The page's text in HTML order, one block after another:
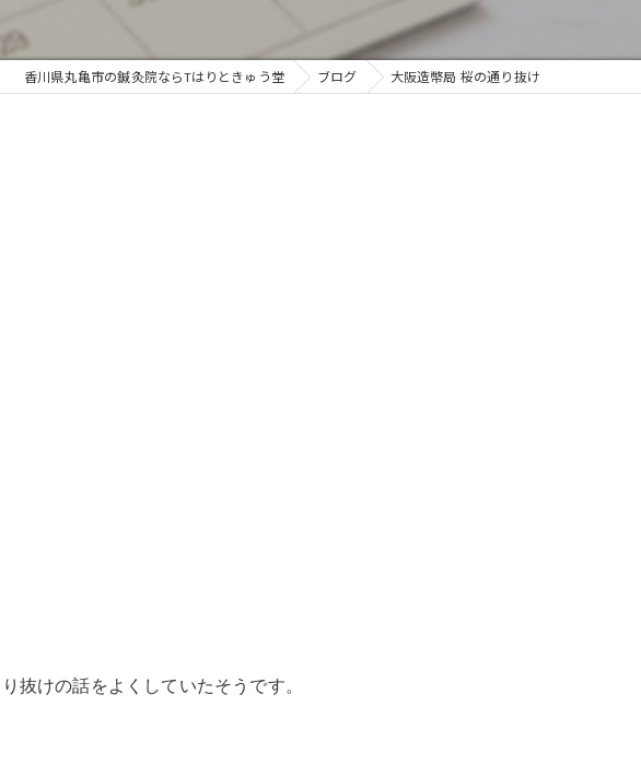
香川県丸亀市の鍼灸院ならTはりときゅう堂 ブログ 大阪造幣局 桜の通り抜け
抜けの話をよくしていたそうです。